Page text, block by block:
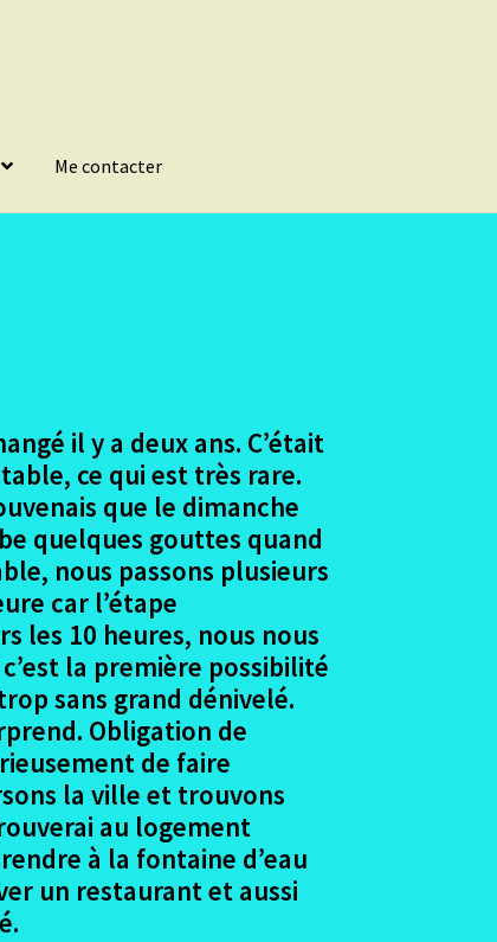
Me contacter
il y a deux ans. C’était
ce qui est très rare.
que le dimanche
quelques gouttes quand
nous passons plusieurs
car l’étape
les 10 heures, nous nous
la première possibilité
sans grand dénivelé.
Obligation de
de faire
la ville et trouvons
au logement
à la fontaine d’eau
un restaurant et aussi